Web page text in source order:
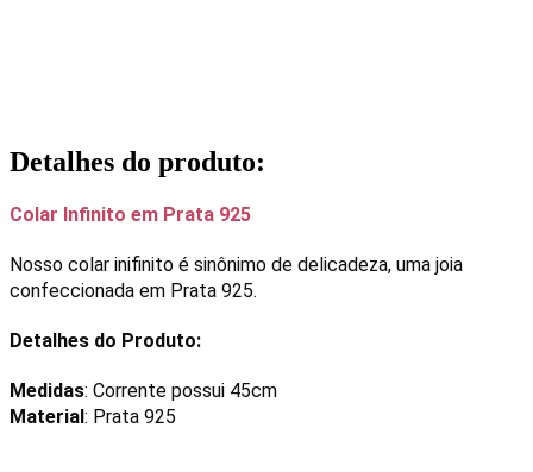
Detalhes do produto:
Colar Infinito em Prata 925
Nosso colar inifinito é sinônimo de delicadeza, uma joia
confeccionada em Prata 925.
Detalhes do Produto:
Medidas: Corrente possui 45cm
Material: Prata 925